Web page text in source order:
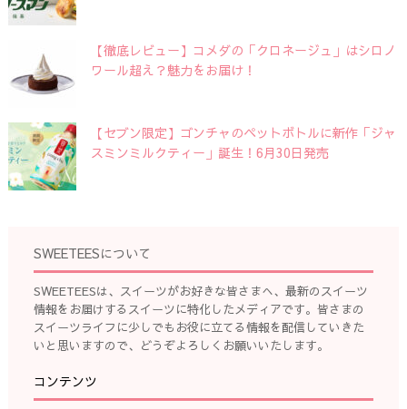
【徹底レビュー】コメダの「クロネージュ」はシロノ
ワール超え？魅力をお届け！
【セブン限定】ゴンチャのペットボトルに新作「ジャ
スミンミルクティー」誕生！6月30日発売
SWEETEESについて
SWEETEESは、スイーツがお好きな皆さまへ、最新のスイーツ
情報をお届けするスイーツに特化したメディアです。皆さまの
スイーツライフに少しでもお役に立てる情報を配信していきた
いと思いますので、どうぞよろしくお願いいたします。
コンテンツ